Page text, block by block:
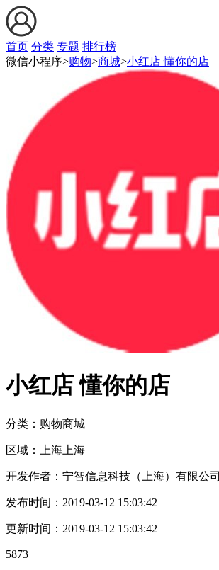
首页 分类 专题 排行榜
微信小程序>购物>商城>小红店 懂你的店
小红店 懂你的店
分类：购物商城
区域： 上海 上海
开发作者： 宁智信息科技（上海）有限公司
发布时间： 2019-03-12 15:03:42
更新时间： 2019-03-12 15:03:42
5873